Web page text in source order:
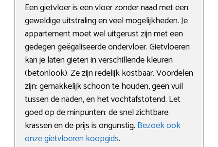
Een gietvloer is een vloer zonder naad met een
geweldige uitstraling en veel mogelijkheden. Je
appartement moet wel uitgerust zijn met een
gedegen geëgaliseerde ondervloer. Gietvloeren
kan je laten gieten in verschillende kleuren
(betonlook). Ze zijn redelijk kostbaar. Voordelen
zijn: gemakkelijk schoon te houden, geen vuil
tussen de naden, en het vochtafstotend. Let
goed op de minpunten: de snel zichtbare
krassen en de prijs is ongunstig. Bezoek ook
onze gietvloeren koopgids.